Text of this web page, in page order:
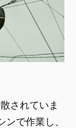
されていま
で作業し、